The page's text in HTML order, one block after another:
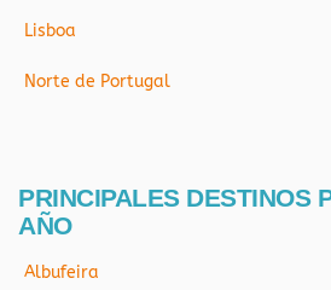
Lisboa
Norte de Portugal
PRINCIPALES DESTINOS
AÑO
Albufeira